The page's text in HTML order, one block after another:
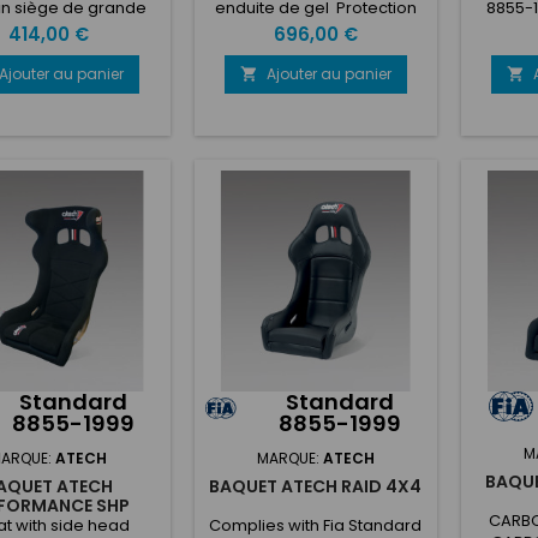
siège de grande
grâce à sa coque
base avec relève-
et sa finition
bicolore
Prix
414,00 €
Ajouter au panier
enduite de gel Protection
latérale de la tête Coque
préformée avec ASS
(Anatomic shell system)
Nouvelle fente pour
ceinture de sécurité Fixation
latérale Poids 8,2 kg
Conforme à la norme FIA
8855-1999 Numéro
d'homologation...
Prix
696,00 €
 Ajouter au panier
8855-
in
fixed

Standard
8855-1999
ATECH
ATECH
SHP
with side head
Standard
8855-1999
MARQUE: ATECH
BAQUET ATECH RAID 4X4
Complies with Fia Standard